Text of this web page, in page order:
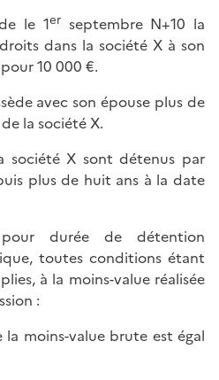
le 1erseptembre N+10 la
dans la société X à son
10 000 €.
avec son épouse plus de
la société X.
société X sont détenus par
plus de huit ans à la date
pour durée de détention
toutes conditions étant
à la moins-value réalisée
:
moins-value brute est égal